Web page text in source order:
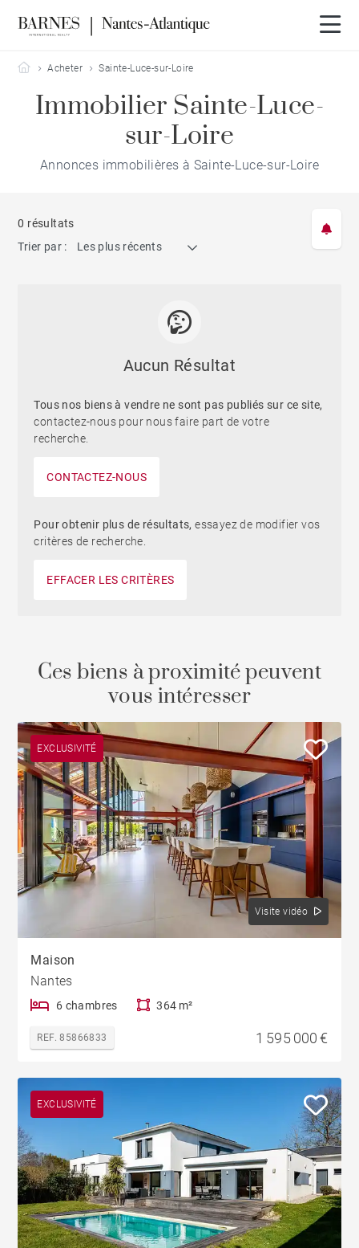
Barnes Nantes-Atlantique
Acheter Sainte-Luce-sur-Loire
Immobilier Sainte-Luce-
sur-Loire
Annonces immobilières à Sainte-Luce-sur-Loire
0 résultats
Trier par :
Les plus récents
Aucun Résultat
Tous nos biens à vendre ne sont pas publiés sur ce site,
contactez-nous pour nous faire part de votre
recherche.
CONTACTEZ-NOUS
Pour obtenir plus de résultats,essayez de modifier vos
critères de recherche.
EFFACER LES CRITÈRES
Ces biens à proximité peuvent
vous intéresser
EXCLUSIVITÉ
Visite vidéo
Maison
Nantes
6 chambres 364 m²
REF. 85866833 1 595 000 €
EXCLUSIVITÉ